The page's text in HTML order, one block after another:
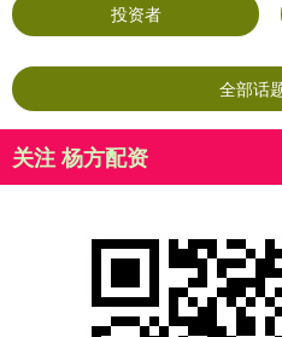
投资者
全部话
关注 杨方配资